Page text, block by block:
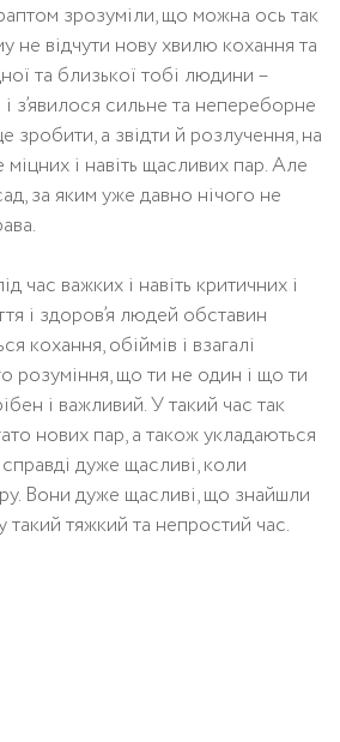
зрозуміли, що можна ось так
не відчути нову хвилю кохання та
та близької тобі людини –
з’явилося сильне та непереборне
зробити, а звідти й розлучення, на
і навіть щасливих пар. Але
за яким уже давно нічого не
час важких і навіть критичних і
і здоров’я людей обставин
кохання, обіймів і взагалі
розуміння, що ти не один і що ти
і важливий. У такий час так
нових пар, а також укладаються
дуже щасливі, коли
Вони дуже щасливі, що знайшли
такий тяжкий та непростий час.